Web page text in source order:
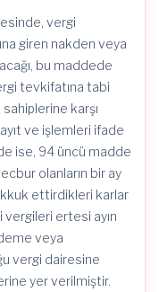
vergi
giren nakden veya
bu maddede
tevkifatına tabi
karşı
ve işlemleri ifade
ise, 94 üncü madde
olanların bir ay
ettirdikleri karlar
ertesi ayın
veya
vergi dairesine
yer verilmiştir.